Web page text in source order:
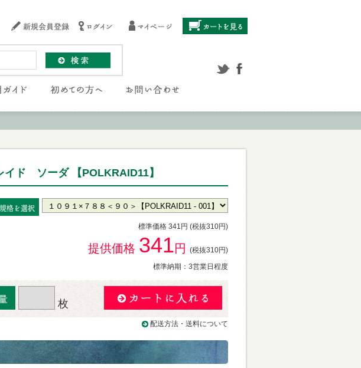
イド ソーダ 【POLKRAID11】
標準価格 341円 (税抜310円)
提供価格 341円
(税抜310円)
標準納期：3営業日程度
枚
配送方法・送料について